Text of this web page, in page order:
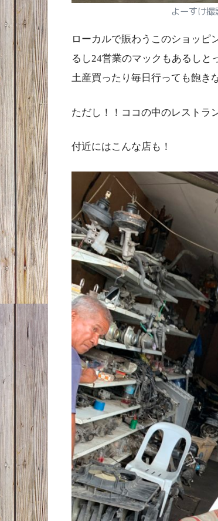
よーすけ
ローカルで賑わうこのショッピ
るし24営業のマックもあるしと
土産買ったり毎日行っても飽き
ただし！！ココの中のレストラ
付近にはこんな店も！